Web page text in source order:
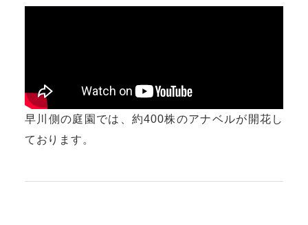
早川側の庭園では、約400株のアナベルが開花し
ております。